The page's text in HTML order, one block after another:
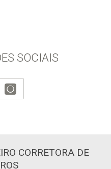
SOCIAIS
CORRETORA DE